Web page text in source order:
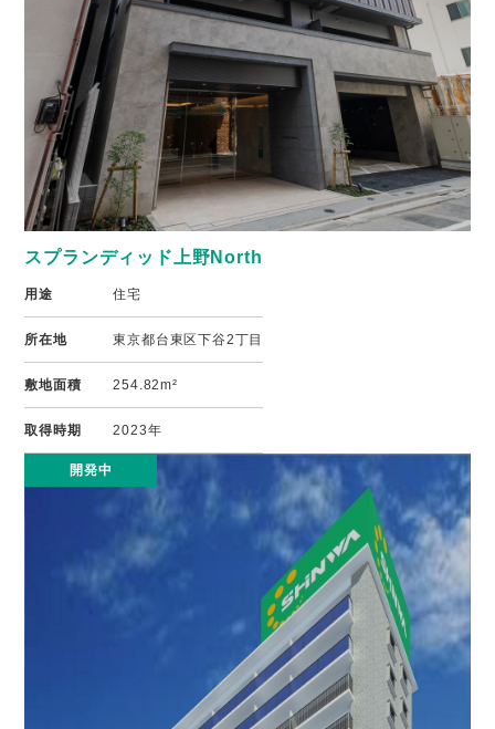
スプランディッド上野North
用途 住宅
所在地 東京都台東区下谷2丁目
敷地面積 254.82m²
取得時期 2023年
開発中